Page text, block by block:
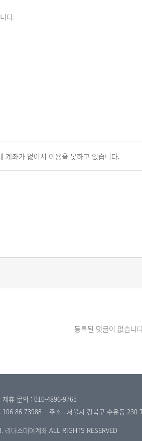
다.
계좌가 없어서 이용을 못하고 있습니다.
등록된 댓글이 없습니
제휴 문의 : 010-4896-9765
106-86-73988
주소 : 서울시 강북구 수유동
리더스대여계좌 ALL RIGHTS RESERVED